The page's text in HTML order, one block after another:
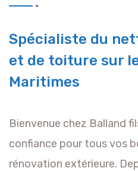
Spécialiste du
et de toiture sur
Maritimes
Bienvenue chez Balland
confiance pour tous vos
rénovation extérieure.